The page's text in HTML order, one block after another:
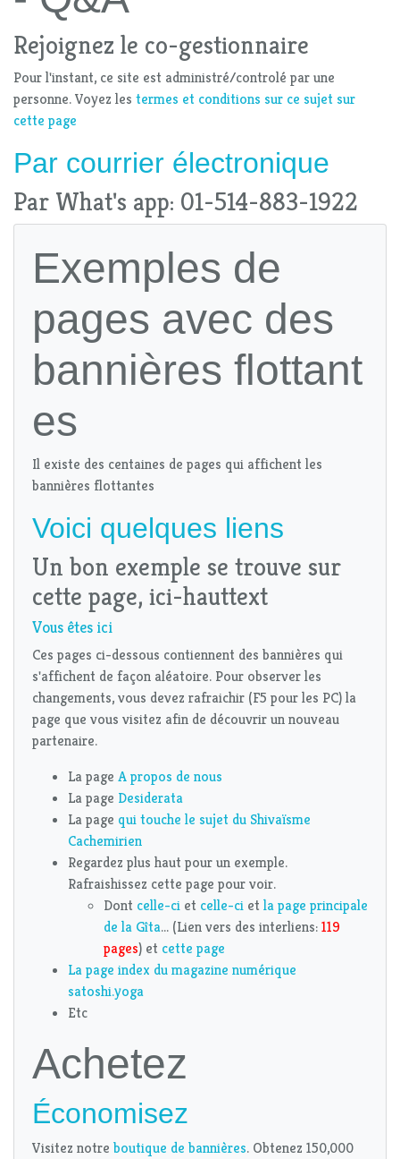
Rejoignez le co-gestionnaire
Pour l'instant, ce site est administré/controlé par une
personne. Voyez les termes et conditions sur ce sujet sur
cette page
Par courrier électronique
Par What's app: 01-514-883-1922
Exemples de
pages avec des
bannières flottant
es
Il existe des centaines de pages qui affichent les
bannières flottantes
Voici quelques liens
Un bon exemple se trouve sur
cette page, ici-hauttext
Vous êtes ici
Ces pages ci-dessous contiennent des bannières qui
s'affichent de façon aléatoire. Pour observer les
changements, vous devez rafraichir (F5 pour les PC) la
page que vous visitez afin de découvrir un nouveau
partenaire.
La page A propos de nous
La page Desiderata
La page qui touche le sujet du Shivaïsme
Cachemirien
Regardez plus haut pour un exemple.
Rafraishissez cette page pour voir.
Dont celle-ci et celle-ci et la page principale
de la Gîta... (Lien vers des interliens:119
pages) et cette page
La page index du magazine numérique
satoshi.yoga
Etc
Achetez
Économisez
Visitez notre boutique de bannières. Obtenez 150,000